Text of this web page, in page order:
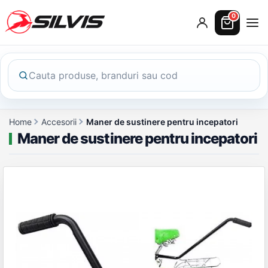
0
Home Accesorii Maner de sustinere pentru incepatori
Maner de sustinere pentru incepatori